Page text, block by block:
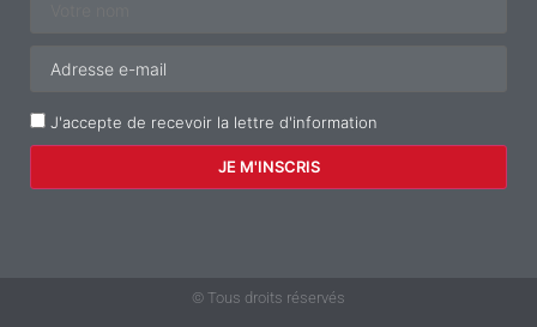
J'accepte de recevoir la lettre d'information
© Tous droits réservés